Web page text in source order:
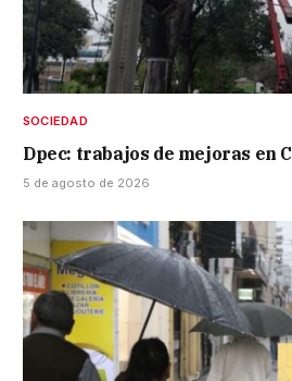
SOCIEDAD
Dpec: trabajos de mejoras en
5 de agosto de 2026